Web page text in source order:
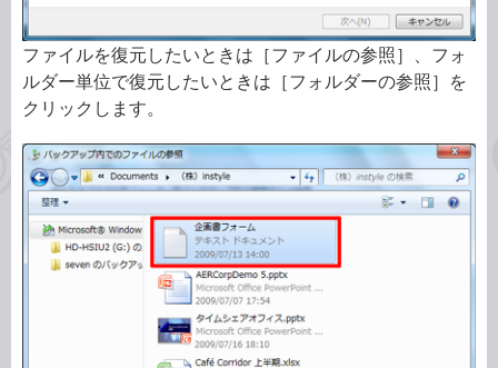
ファイルを復元したいときは［ファイルの参照］、フォ
ルダー単位で復元したいときは［フォルダーの参照］を
クリックします。